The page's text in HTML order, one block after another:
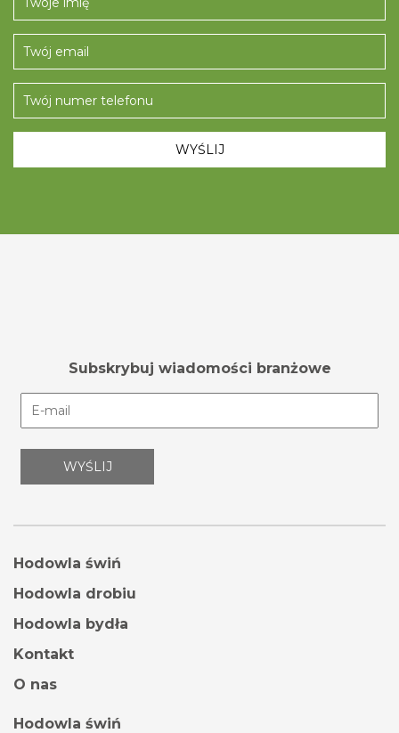
Subskrybuj wiadomości branżowe
Hodowla świń
Hodowla drobiu
Hodowla bydła
Kontakt
O nas
Hodowla świń